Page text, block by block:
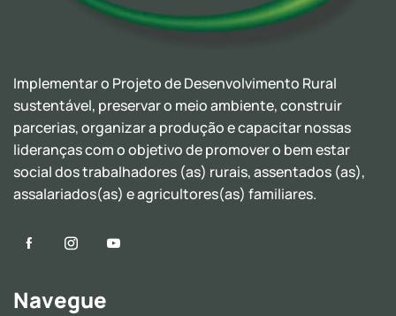
Implementar o Projeto de Desenvolvimento Rural
sustentável, preservar o meio ambiente, construir
parcerias, organizar a produção e capacitar nossas
lideranças com o objetivo de promover o bem estar
social dos trabalhadores (as) rurais, assentados (as),
assalariados(as) e agricultores(as) familiares.
Navegue